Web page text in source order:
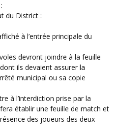
du District :
à l’entrée principale du
devront joindre à la feuille
ils devaient assurer la
municipal ou sa copie
à l’interdiction prise par la
établir une feuille de match et
des joueurs des deux